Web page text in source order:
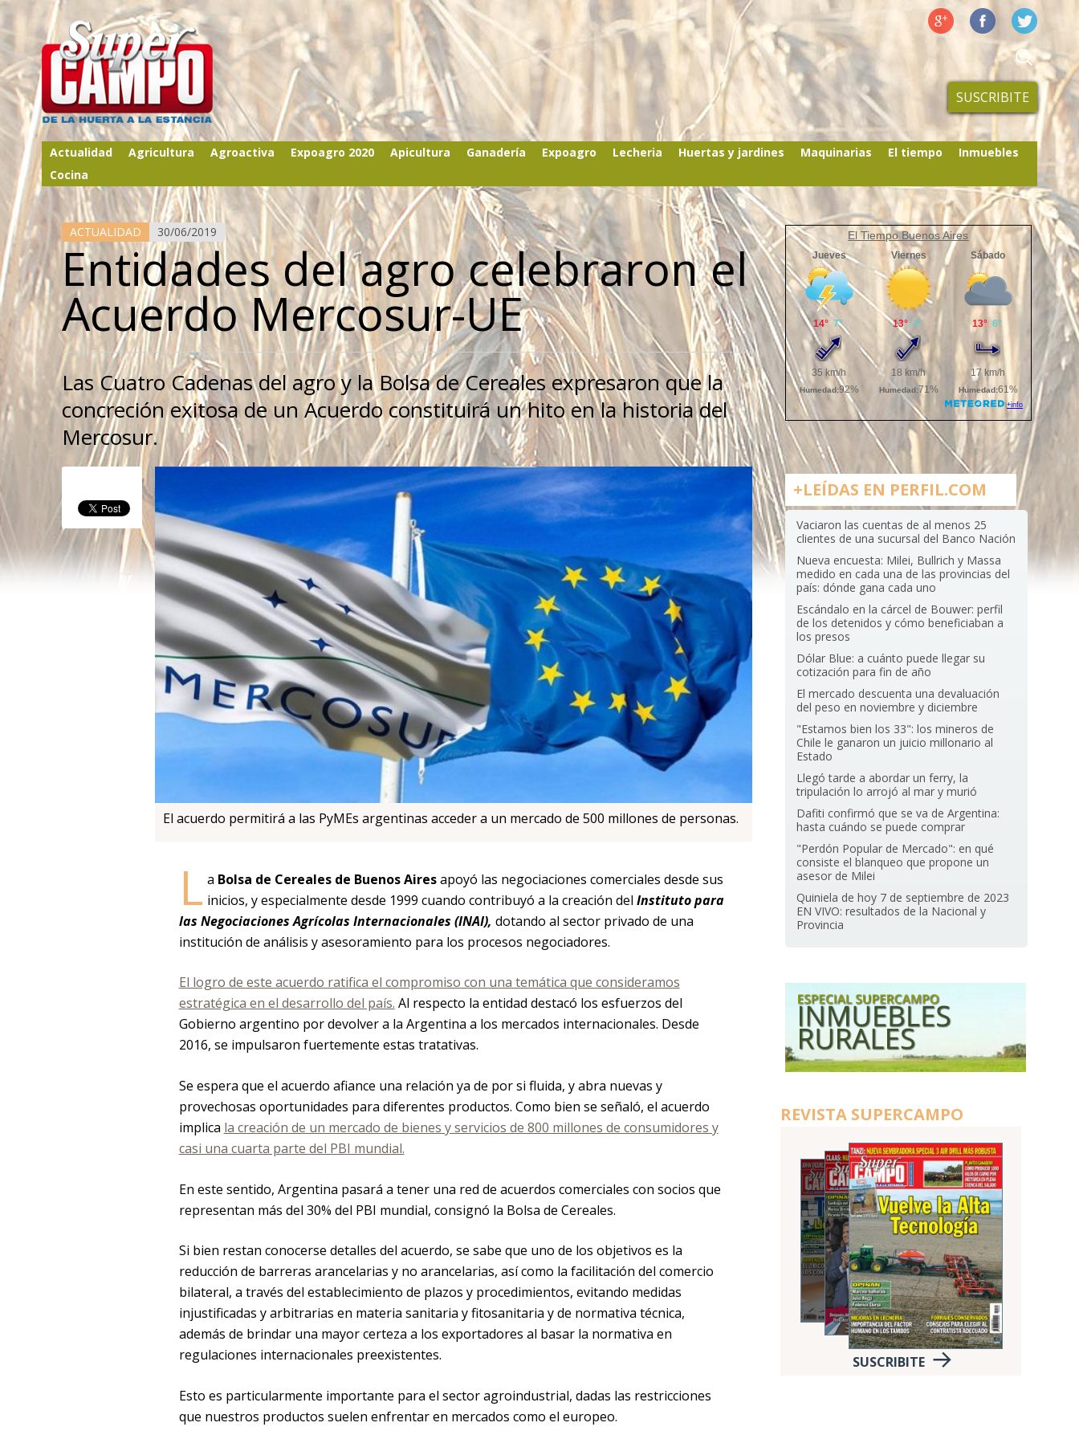
SUSCRIBITE
Actualidad Agricultura Agroactiva Expoagro 2020 Apicultura Ganadería Expoagro Lecheria Huertas y jardines Maquinarias El tiempo
Inmuebles
Cocina
ACTUALIDAD 30/06/2019
Entidades del agro celebraron el
Acuerdo Mercosur-UE
Las Cuatro Cadenas del agro y la Bolsa de Cereales expresaron que la
concreción exitosa de un Acuerdo constituirá un hito en la historia del
Mercosur.
El acuerdo permitirá a las PyMEs argentinas acceder a un mercado de 500 millones de personas.
L a Bolsa de Cereales de Buenos Airesapoyó las negociaciones comerciales desde sus
inicios, y especialmente desde 1999 cuando contribuyó a la creación del Instituto para
las Negociaciones Agrícolas Internacionales (INAI), dotando al sector privado de una
institución de análisis y asesoramiento para los procesos negociadores.
El logro de este acuerdo ratifica el compromiso con una temática que consideramos
estratégica en el desarrollo del país. Al respecto la entidad destacó los esfuerzos del
Gobierno argentino por devolver a la Argentina a los mercados internacionales. Desde
2016, se impulsaron fuertemente estas tratativas.
Se espera que el acuerdo afiance una relación ya de por si fluida, y abra nuevas y
provechosas oportunidades para diferentes productos. Como bien se señaló, el acuerdo
implica la creación de un mercado de bienes y servicios de 800 millones de consumidores y
casi una cuarta parte del PBI mundial.
En este sentido, Argentina pasará a tener una red de acuerdos comerciales con socios que
representan más del 30% del PBI mundial, consignó la Bolsa de Cereales.
Si bien restan conocerse detalles del acuerdo, se sabe que uno de los objetivos es la
reducción de barreras arancelarias y no arancelarias, así como la facilitación del comercio
bilateral, a través del establecimiento de plazos y procedimientos, evitando medidas
injustificadas y arbitrarias en materia sanitaria y fitosanitaria y de normativa técnica,
además de brindar una mayor certeza a los exportadores al basar la normativa en
regulaciones internacionales preexistentes.
Esto es particularmente importante para el sector agroindustrial, dadas las restricciones
que nuestros productos suelen enfrentar en mercados como el europeo.
El Tiempo Buenos Aires
+LEÍDAS EN PERFIL.COM
Vaciaron las cuentas de al menos 25
clientes de una sucursal del Banco Nación
Nueva encuesta: Milei, Bullrich y Massa
medido en cada una de las provincias del
país: dónde gana cada uno
Escándalo en la cárcel de Bouwer: perfil
de los detenidos y cómo beneficiaban a
los presos
Dólar Blue: a cuánto puede llegar su
cotización para fin de año
El mercado descuenta una devaluación
del peso en noviembre y diciembre
"Estamos bien los 33": los mineros de
Chile le ganaron un juicio millonario al
Estado
Llegó tarde a abordar un ferry, la
tripulación lo arrojó al mar y murió
Dafiti confirmó que se va de Argentina:
hasta cuándo se puede comprar
"Perdón Popular de Mercado": en qué
consiste el blanqueo que propone un
asesor de Milei
Quiniela de hoy 7 de septiembre de 2023
EN VIVO: resultados de la Nacional y
Provincia
REVISTA SUPERCAMPO
SUSCRIBITE